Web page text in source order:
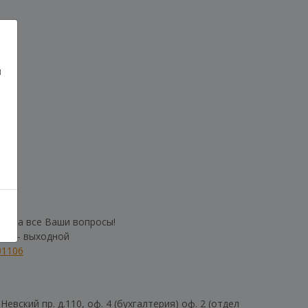
на все Ваши вопросы!
Вс - выходной
пр. д.110, оф. 4 (бухгалтерия) оф. 2 (отдел